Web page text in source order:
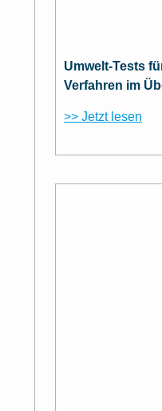
Umwelt-Tests
Verfahren im
>> Jetzt lesen